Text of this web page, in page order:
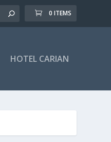
0 ITEMS
HOTEL CARIAN